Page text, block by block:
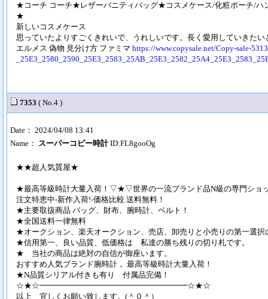
★コーチ コーチ★レザーバニティバッグ★コスメケース/化粧ポーチ/
★
新しいコスメケース
思っていたよりすごくきれいで、うれしいです。長く愛用していきた
エルメス 偽物 見分け方 ファミマhttps://www.copysale.net/Copy-sale-
7353 ( No.4 )
Date： 2024/04/08 13:41
Name： スーパーコピー時計ID:FL8gooOg
★★超人気質屋★
★最高等級時計大量入荷！▽★▽世界の一流ブランド品N級の専門シ
注文特恵中-新作入荷!-価格比較.送料無料！
★主要取扱商品 バッグ、財布、腕時計、ベルト！
★全国送料一律無料
★オークション、楽天オークション、売店、卸売りと小売りの第一選択
★信用第一、良い品質、低価格は 私達の勝ち残りの切り札です。
★ 当社の商品は絶対の自信が御座います。
おすすめ人気ブランド腕時計， 最高等級時計大量入荷！
★N品質シリアル付きも有り 付属品完備！
☆★☆━━━━━━━━━━━━━━━━━━━☆★☆
以上 宜しくお願い致します。(＾０＾）